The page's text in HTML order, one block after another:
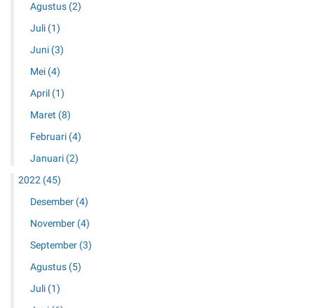
Agustus (2)
Juli (1)
Juni (3)
Mei (4)
April (1)
Maret (8)
Februari (4)
Januari (2)
2022 (45)
Desember (4)
November (4)
September (3)
Agustus (5)
Juli (1)